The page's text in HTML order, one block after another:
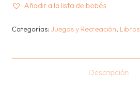
UN
Añadir a la lista de bebés
Categorías: Juegos y Recreación, Libros
Descripción